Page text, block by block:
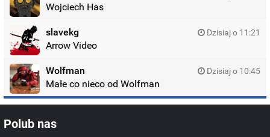
Wojciech Has
slavekg Dzisiaj o 11:21
Arrow Video
Wolfman Dzisiaj o 10:45
Małe co nieco od Wolfman
Polub nas